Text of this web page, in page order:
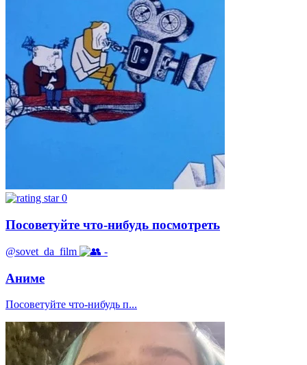
0
Посоветуйте что-нибудь посмотреть
@sovet_da_film -
Аниме
Посоветуйте что-нибудь п...